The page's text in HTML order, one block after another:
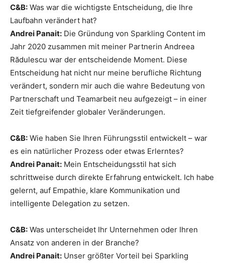
C&B: Was war die wichtigste Entscheidung, die Ihre
Laufbahn verändert hat?
Andrei Panait: Die Gründung von Sparkling Content im
Jahr 2020 zusammen mit meiner Partnerin Andreea
Rădulescu war der entscheidende Moment. Diese
Entscheidung hat nicht nur meine berufliche Richtung
verändert, sondern mir auch die wahre Bedeutung von
Partnerschaft und Teamarbeit neu aufgezeigt – in einer
Zeit tiefgreifender globaler Veränderungen.
C&B: Wie haben Sie Ihren Führungsstil entwickelt – war
es ein natürlicher Prozess oder etwas Erlerntes?
Andrei Panait: Mein Entscheidungsstil hat sich
schrittweise durch direkte Erfahrung entwickelt. Ich habe
gelernt, auf Empathie, klare Kommunikation und
intelligente Delegation zu setzen.
C&B: Was unterscheidet Ihr Unternehmen oder Ihren
Ansatz von anderen in der Branche?
Andrei Panait: Unser größter Vorteil bei Sparkling